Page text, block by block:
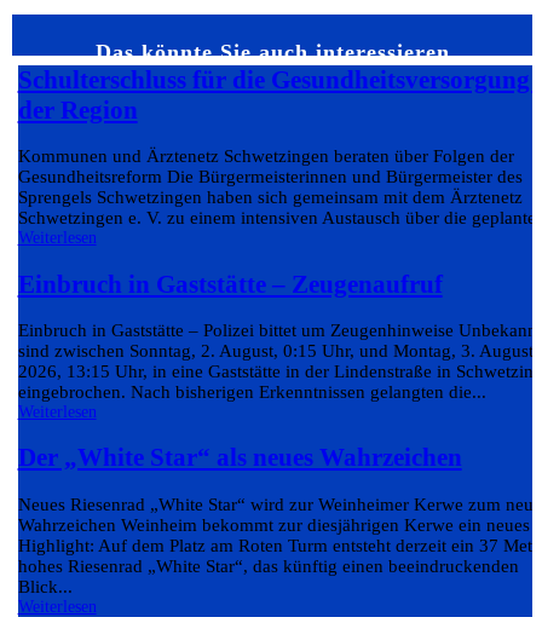
Das könnte Sie auch interessieren…
Schulterschluss für die Gesundheitsversorgung
der Region
Kommunen und Ärztenetz Schwetzingen beraten über Folgen der
Gesundheitsreform Die Bürgermeisterinnen und Bürgermeister des
Sprengels Schwetzingen haben sich gemeinsam mit dem Ärztenetz
Schwetzingen e. V. zu einem intensiven Austausch über die
Weiterlesen
Einbruch in Gaststätte – Zeugenaufruf
Einbruch in Gaststätte – Polizei bittet um Zeugenhinweise
sind zwischen Sonntag, 2. August, 0:15 Uhr, und Montag, 3. August
2026, 13:15 Uhr, in eine Gaststätte in der Lindenstraße in
eingebrochen. Nach bisherigen Erkenntnissen gelangten die...
Weiterlesen
Der „White Star“ als neues Wahrzeichen
Neues Riesenrad „White Star“ wird zur Weinheimer Kerwe zum
Wahrzeichen Weinheim bekommt zur diesjährigen Kerwe ein neues
Highlight: Auf dem Platz am Roten Turm entsteht derzeit ein 37
hohes Riesenrad „White Star“, das künftig einen beeindruckenden
Blick...
Weiterlesen